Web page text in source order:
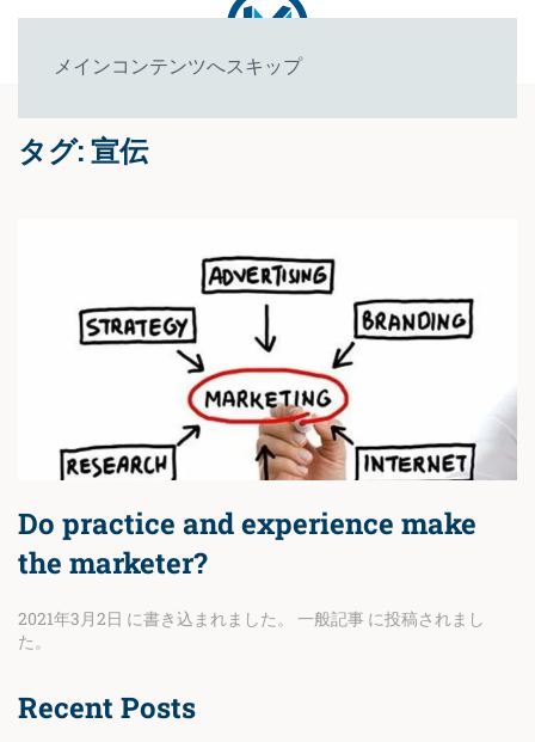
メインコンテンツへスキップ
タグ:宣伝
Do practice and experience make
the marketer?
2021年3月2日 に書き込まれました。 一般記事 に投稿されまし
た。
Recent Posts